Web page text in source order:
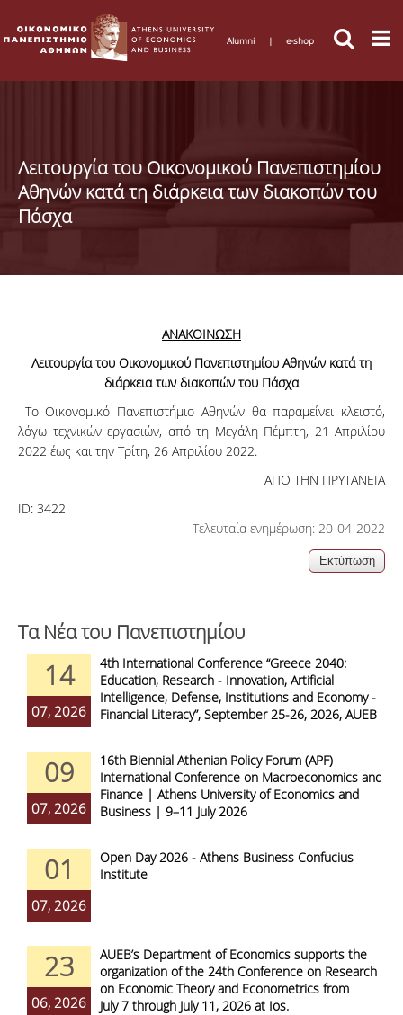
Alumni | e-shop
Λειτουργία του Οικονομικού Πανεπιστημίου
Αθηνών κατά τη διάρκεια των διακοπών του
Πάσχα
ΑΝΑΚΟΙΝΩΣΗ
Λειτουργία του Οικονομικού Πανεπιστημίου Αθηνών κατά τη
διάρκεια των διακοπών του Πάσχα
Το Οικονομικό Πανεπιστήμιο Αθηνών θα παραμείνει κλειστό,
λόγω τεχνικών εργασιών, από τη Μεγάλη Πέμπτη, 21 Απριλίου
2022 έως και την Τρίτη, 26 Απριλίου 2022.
ΑΠΟ ΤΗΝ ΠΡΥΤΑΝΕΙΑ
ID: 3422
Τελευταία ενημέρωση: 20-04-2022
Τα Νέα του Πανεπιστημίου
14
07, 2026
4th International Conference “Greece 2040:
Education, Research - Innovation, Artificial
Intelligence, Defense, Institutions and Economy -
Financial Literacy”, September 25-26, 2026, AUEB
09
07, 2026
16th Biennial Athenian Policy Forum (APF)
International Conference on Macroeconomics and
Finance | Athens University of Economics and
Business | 9–11 July 2026
01
07, 2026
Open Day 2026 - Athens Business Confucius
Institute
23
06, 2026
AUEB’s Department of Economics supports the
organization of the 24th Conference on Research
on Economic Theory and Econometrics from
July 7 through July 11, 2026 at Ios.